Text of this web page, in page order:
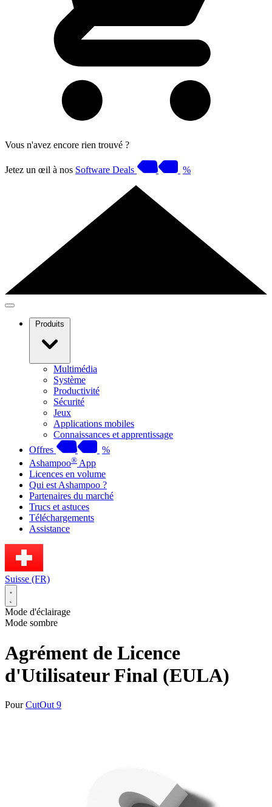
Vous n'avez encore rien trouvé ?
Jetez un œil à nos Software Deals %
Produits
Multimédia
Système
Productivité
Sécurité
Jeux
Applications mobiles
Connaissances et apprentissage
Offres
%
Ashampoo® App
Licences en volume
Qui est Ashampoo ?
Partenaires du marché
Trucs et astuces
Téléchargements
Assistance
Suisse (FR)
Mode d'éclairage
Mode sombre
Agrément de Licence
d'Utilisateur Final (EULA)
PourCutOut 9